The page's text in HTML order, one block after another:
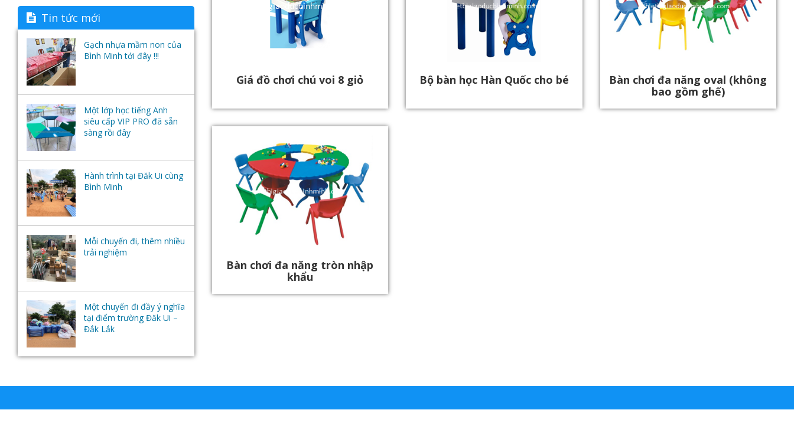
Giá đồ chơi chú voi 8 giỏ Bộ bàn học Hàn Quốc cho bé
Bàn chơi đa năng oval (không
bao gồm ghế)
Bàn chơi đa năng tròn nhập
khẩu
Tin tức mới
Gạch nhựa mầm non của
Bình Minh tới đây !!!
Một lớp học tiếng Anh
siêu cấp VIP PRO đã sẵn
sàng rồi đây
Hành trình tại Đăk Ui cùng
Bình Minh
Mỗi chuyến đi, thêm nhiều
trải nghiệm
Một chuyến đi đầy ý nghĩa
tại điểm trường Đăk Ui –
Đắk Lắk